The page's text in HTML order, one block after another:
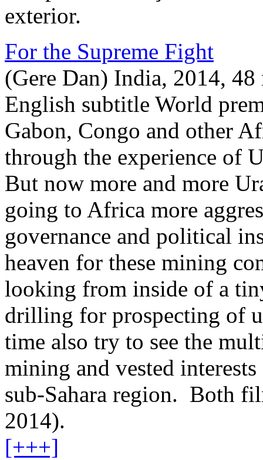
exterior.
For the Supreme Fight
(Gere Dan) India, 2014,
English subtitle World
Gabon, Congo and other
through the experience of
But now more and more
going to Africa more
governance and political
heaven for these mining
looking from inside of a
drilling for prospecting of
time also try to see the
mining and vested
sub-Sahara region. Both
2014).
[+++]